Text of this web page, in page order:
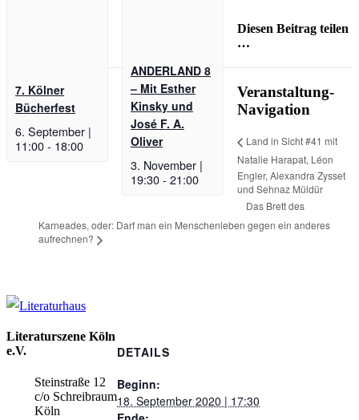
7. Kölner
Bücherfest
6. September |
11:00- 18:00
ANDERLAND 8
– Mit Esther
Kinsky und
José F. A.
Oliver
3. November |
19:30- 21:00
Diesen Beitrag teilen
…
Mail
Veranstaltung-
Navigation
Land in Sicht #41 mit
Natalie Harapat, Léon
Engler, Alexandra Zysset
und Sehnaz Müldür
Das Brett des
Karneades, oder: Darf man ein Menschenleben gegen ein anderes
aufrechnen?
DETAILS
Beginn:
18. September 2020 | 17:30
Literaturszene Köln
e.V.
Steinstraße 12
c/o Schreibraum
Köln